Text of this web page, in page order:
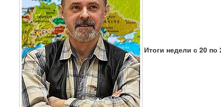
Итоги недели с 20 по